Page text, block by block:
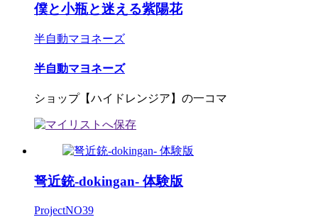
僕と小瓶と迷える紫陽花
半自動マヨネーズ
半自動マヨネーズ
ショップ【ハイドレンジア】の一コマ
弩近銃-dokingan- 体験版
ProjectNO39